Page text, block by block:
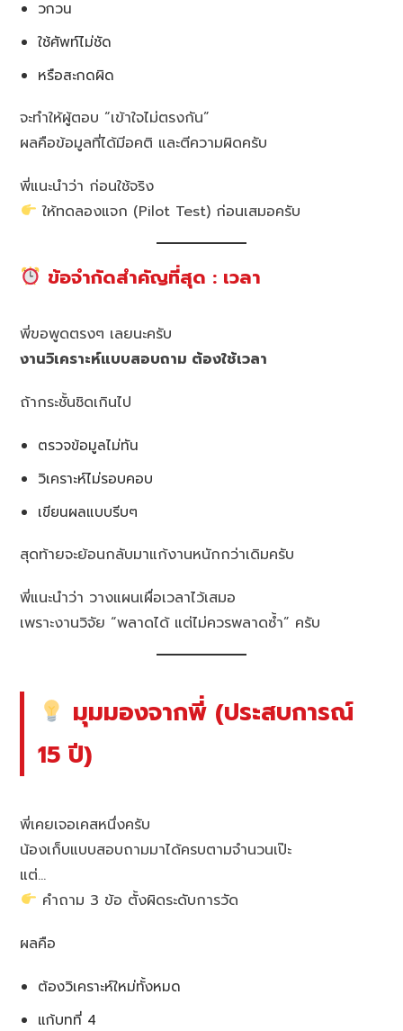
วกวน
ใช้ศัพท์ไม่ชัด
หรือสะกดผิด
จะทำให้ผู้ตอบ “เข้าใจไม่ตรงกัน”
ผลคือข้อมูลที่ได้มีอคติ และตีความผิดครับ
พี่แนะนำว่า ก่อนใช้จริง
ให้ทดลองแจก (Pilot Test) ก่อนเสมอครับ
ข้อจำกัดสำคัญที่สุด : เวลา
พี่ขอพูดตรงๆ เลยนะครับ
งานวิเคราะห์แบบสอบถาม ต้องใช้เวลา
ถ้ากระชั้นชิดเกินไป
ตรวจข้อมูลไม่ทัน
วิเคราะห์ไม่รอบคอบ
เขียนผลแบบรีบๆ
สุดท้ายจะย้อนกลับมาแก้งานหนักกว่าเดิมครับ
พี่แนะนำว่า วางแผนเผื่อเวลาไว้เสมอ
เพราะงานวิจัย “พลาดได้ แต่ไม่ควรพลาดซ้ำ” ครับ
มุมมองจากพี่ (ประสบการณ์
15 ปี)
พี่เคยเจอเคสหนึ่งครับ
น้องเก็บแบบสอบถามมาได้ครบตามจำนวนเป๊ะ
แต่…
คำถาม 3 ข้อ ตั้งผิดระดับการวัด
ผลคือ
ต้องวิเคราะห์ใหม่ทั้งหมด
แก้บทที่ 4